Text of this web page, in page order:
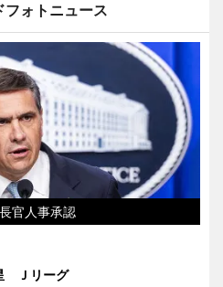
フォトニュース
官人事承認
Ｊリーグ